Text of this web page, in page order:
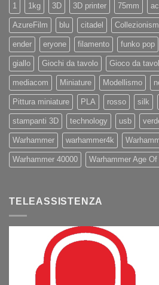
1 1kg 3D 3D printer 75mm
AzureFilm blu citadel
ender eryone filamento funko pop
giallo Giochi da tavolo Gioco da
mediacom Miniature Modellismo
Pittura miniature PLA rosso silk
stampanti 3D technology usb
Warhammer warhammer4k
Warhammer 40000 Warhammer Age
TELEASSISTENZA